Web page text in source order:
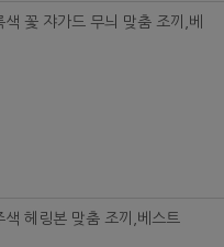
꽃 쟈가드 무늬 맞춤 조끼,베
헤링본 맞춤 조끼,베스트